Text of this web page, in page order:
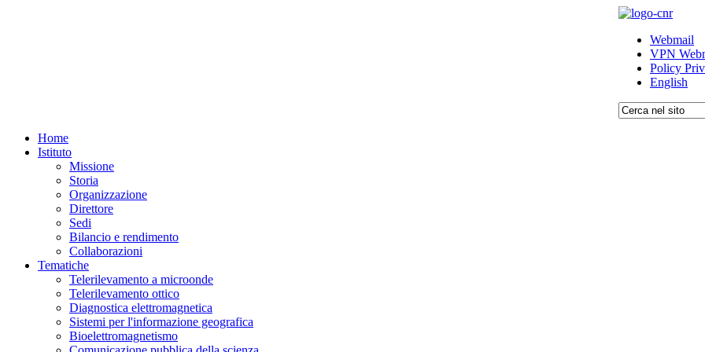
Webmail
VPN
Policy
English
Home
Istituto
Missione
Storia
Organizzazione
Direttore
Sedi
Bilancio e rendimento
Collaborazioni
Tematiche
Telerilevamento a microonde
Telerilevamento ottico
Diagnostica elettromagnetica
Sistemi per l'informazione geografica
Bioelettromagnetismo